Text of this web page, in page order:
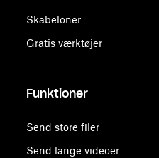
Skabeloner
Gratis værktøjer
Funktioner
Send store filer
Send lange videoer